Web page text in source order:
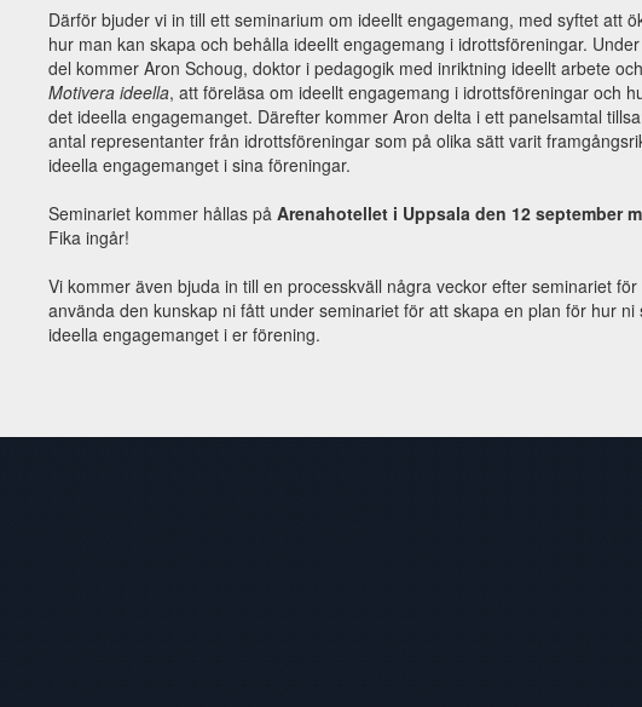
Därför bjuder vi in till ett seminarium om ideellt engagemang, med syftet att
hur man kan skapa och behålla ideellt engagemang i idrottsföreningar.
del kommer Aron Schoug, doktor i pedagogik med inriktning ideellt arbete
Motivera ideella, att föreläsa om ideellt engagemang i idrottsföreningar och
det ideella engagemanget. Därefter kommer Aron delta i ett panelsamtal
antal representanter från idrottsföreningar som på olika sätt varit
ideella engagemanget i sina föreningar.
Seminariet kommer hållas på Arenahotellet i Uppsala den 12 september
Fika ingår!
Vi kommer även bjuda in till en processkväll några veckor efter seminariet
använda den kunskap ni fått under seminariet för att skapa en plan för hur ni
ideella engagemanget i er förening.